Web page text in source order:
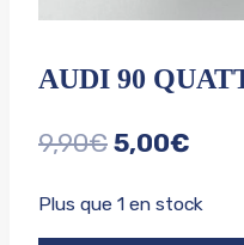
AUDI 90
9,90€ Le
5,00€
Plus que 1 en stock